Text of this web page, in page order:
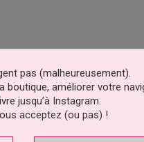
pas (malheureusement).
boutique, améliorer votre
jusqu’à Instagram.
acceptez (ou pas) !